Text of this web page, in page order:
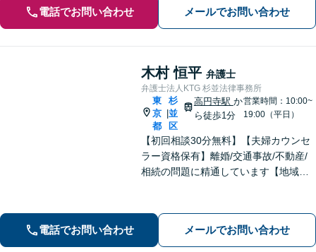
電話でお問い合わせ メールでお問い合わせ
木村 恒平 弁護士
弁護士法人KTG 杉並法律事務所
東
京
都
杉
並
区
高円寺駅 か
ら徒歩1分
営業時間：10:00~
19:00（平日）
【初回相談30分無料】【夫婦カウンセ
ラー資格保有】離婚/交通事故/不動産/
相続の問題に精通しています【地域に
指し、日々邁進しております【夜間・
土日相談可】
電話でお問い合わせ メールでお問い合わせ